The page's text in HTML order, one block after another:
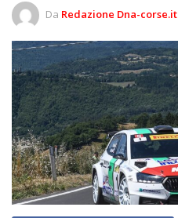
Da Redazione Dna-corse.it